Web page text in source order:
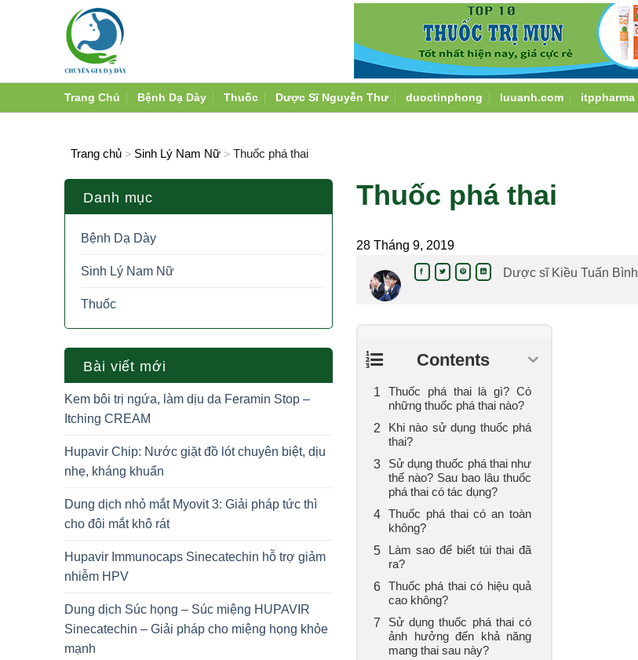
Trang Chủ Bệnh Dạ Dày Thuốc Dược Sĩ Nguyễn Thư duoctinphong luuanh.com itppharma
Trang chủ > Sinh Lý Nam Nữ > Thuốc phá thai
Danh mục
Bệnh Dạ Dày
Sinh Lý Nam Nữ
Thuốc
Bài viết mới
Kem bôi trị ngứa, làm dịu da Feramin Stop –
Itching CREAM
Hupavir Chip: Nước giặt đồ lót chuyên biệt, dịu
nhẹ, kháng khuẩn
Dung dịch nhỏ mắt Myovit 3: Giải pháp tức thì
cho đôi mắt khô rát
Hupavir Immunocaps Sinecatechin hỗ trợ giảm
nhiễm HPV
Dung dịch Súc họng – Súc miệng HUPAVIR
Sinecatechin – Giải pháp cho miệng họng khỏe
mạnh
Thuốc phá thai
28 Tháng 9, 2019
Dược sĩ Kiều Tuấn Bình
Contents
Thuốc phá thai là gì? Có
những thuốc phá thai nào?
Khi nào sử dụng thuốc phá
thai?
Sử dụng thuốc phá thai như
thế nào? Sau bao lâu thuốc
phá thai có tác dụng?
Thuốc phá thai có an toàn
không?
Làm sao để biết túi thai đã
ra?
Thuốc phá thai có hiệu quả
cao không?
Sử dụng thuốc phá thai có
ảnh hưởng đến khả năng
mang thai sau này?